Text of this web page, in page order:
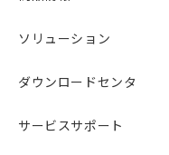
ソリューション
ダウンロードセンタ
サービスサポート